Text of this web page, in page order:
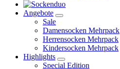
Angebote
Sale
Damensocken Mehrpack
Herrensocken Mehrpack
Kindersocken Mehrpack
Highlights
Special Edition